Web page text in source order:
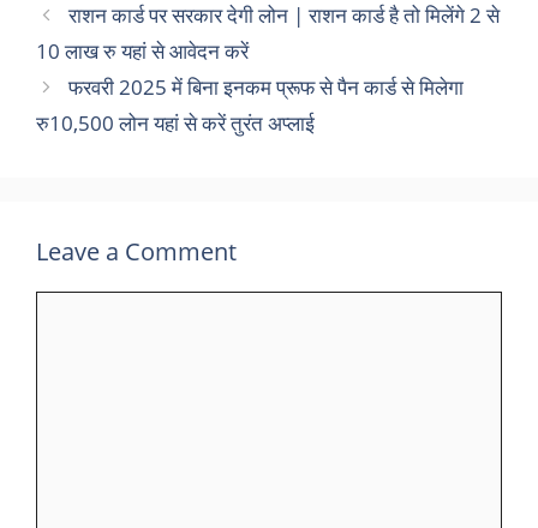
राशन कार्ड पर सरकार देगी लोन | राशन कार्ड है तो मिलेंगे 2 से
10 लाख रु यहां से आवेदन करें
फरवरी 2025 में बिना इनकम प्रूफ से पैन कार्ड से मिलेगा
रु10,500 लोन यहां से करें तुरंत अप्लाई
Leave a Comment